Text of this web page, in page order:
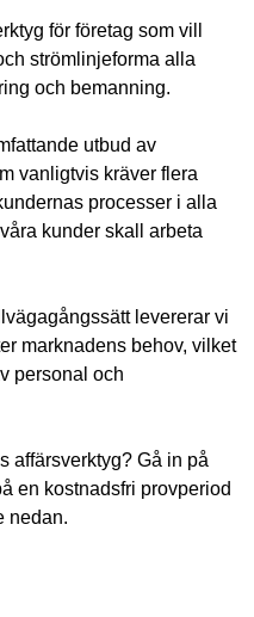
för företag som vill
strömlinjeforma alla
och bemanning.
utbud av
vanligtvis kräver flera
processer i alla
kunder skall arbeta
levererar vi
marknadens behov, vilket
personal och
affärsverktyg? Gå in på
en kostnadsfri provperiod
nedan.